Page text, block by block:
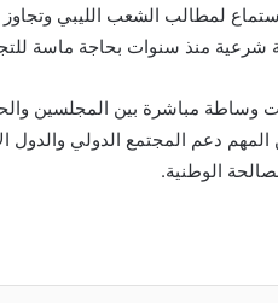
لمطالب الشعب الليبي
شرعية منذ سنوات بحاجة ماسة
وساطة مباشرة بين المجلسين
دعم المجتمع الدولي والدول
الوطنية.